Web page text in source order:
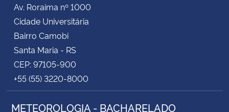
Av. Roraima nº 1000
Cidade Universitária
Bairro Camobi
Santa Maria - RS
CEP: 97105-900
+55 (55) 3220-8000
METEOROLOGIA - BACHARELADO